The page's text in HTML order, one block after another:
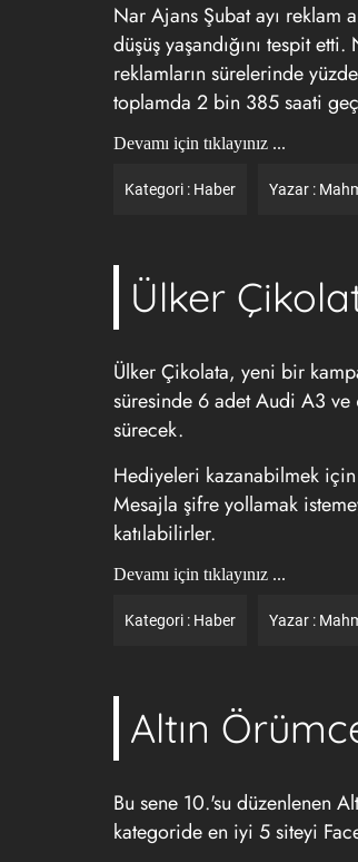
Nar Ajans Şubat ayı reklam
düşüş yaşandığını tespit
reklamların sürelerinde
toplamda 2 bin 385 saati
Devamı için tıklayınız ...
Kategori : Haber Yazar :
Ülker
Ülker Çikolata, yeni bir
süresinde 6 adet Audi A3
sürecek.
Hediyeleri kazanabilmek
Mesajla şifre yollamak
katılabilirler.
Devamı için tıklayınız ...
Kategori : Haber Yazar :
Altın
Bu sene 10.'su düzenlenen
kategoride en iyi 5 siteyi